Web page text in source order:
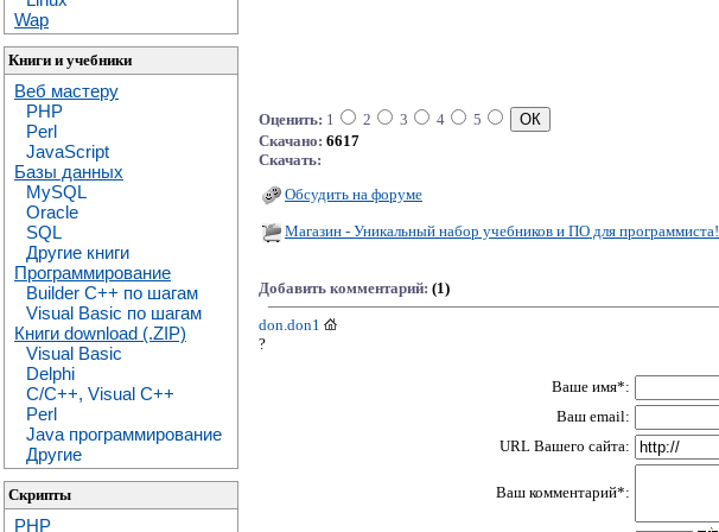
Wap
Книги и учебники
Веб мастеру
PHP
Perl
JavaScript
Базы данных
MySQL
Oracle
SQL
Другие книги
Программирование
Builder C++ по шагам
Visual Basic по шагам
Книги download (.ZIP)
Visual Basic
Delphi
C/C++, Visual C++
Perl
Java программирование
Другие
Скрипты
PHP
Оценить: 1 2 3 4
5
Скачано: 6617
Скачать:
Обсудить на форуме
Магазин - Уникальный набор учебников и ПО для программиста!
Добавить комментарий: (1)
don.don1
?
Ваше имя*:
Ваш email:
URL Вашего сайта:
Ваш комментарий*: